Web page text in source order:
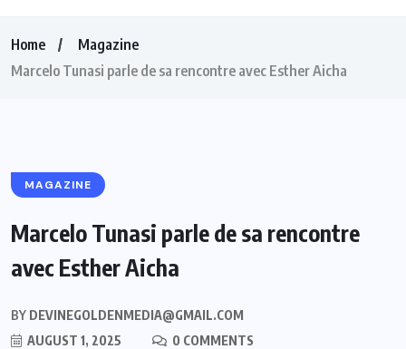
Home
Magazine
Marcelo Tunasi parle de sa rencontre avec Esther Aicha
MAGAZINE
Marcelo Tunasi parle de sa rencontre
avec Esther Aicha
BY DEVINEGOLDENMEDIA@GMAIL.COM
AUGUST 1, 2025
0 COMMENTS